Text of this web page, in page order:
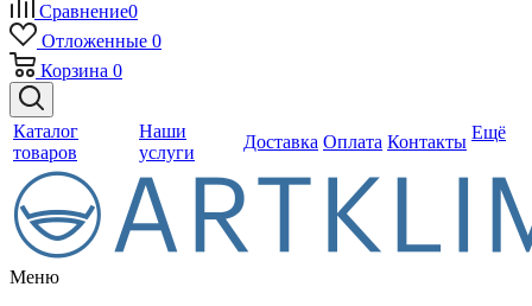
Сравнение0
Отложенные 0
Корзина 0
Каталог
товаров
Наши
услуги
Доставка Оплата Контакты Ещё
Меню